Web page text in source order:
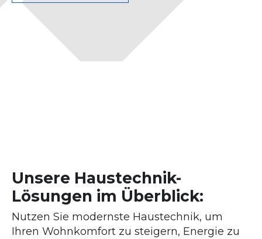
Unsere Haustechnik-
Lösungen im Überblick:
Nutzen Sie modernste Haustechnik, um
Ihren Wohnkomfort zu steigern, Energie zu